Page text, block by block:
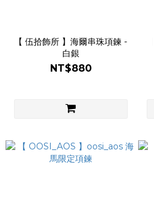
【 伍拾飾所 】海爾串珠項鍊 -
白銀
NT$880